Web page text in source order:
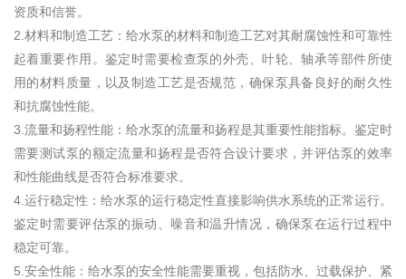
资质和信誉。
2.材料和制造工艺：给水泵的材料和制造工艺对其耐腐蚀性和可靠性
起着重要作用。鉴定时需要检查泵的外壳、叶轮、轴承等部件所使
用的材料质量，以及制造工艺是否规范，确保泵具备良好的耐久性
和抗腐蚀性能。
3.流量和扬程性能：给水泵的流量和扬程是其重要性能指标。鉴定时
需要测试泵的额定流量和扬程是否符合设计要求，并评估泵的效率
和性能曲线是否符合标准要求。
4.运行稳定性：给水泵的运行稳定性直接影响供水系统的正常运行。
鉴定时需要评估泵的振动、噪音和温升情况，确保泵在运行过程中
稳定可靠。
5.安全性能：给水泵的安全性能需要重视，包括防水、过载保护、紧